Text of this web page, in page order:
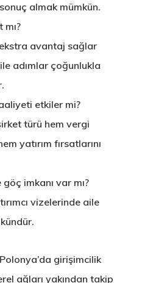
almak mümkün.
avantaj sağlar
adımlar çoğunlukla
etkiler mi?
türü hem vergi
yatırım fırsatlarını
imkanı var mı?
vizelerinde aile
girişimcilik
ağları yakından takip